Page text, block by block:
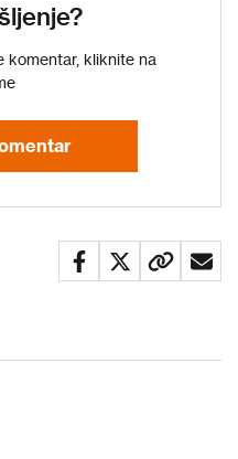
komentar, kliknite na